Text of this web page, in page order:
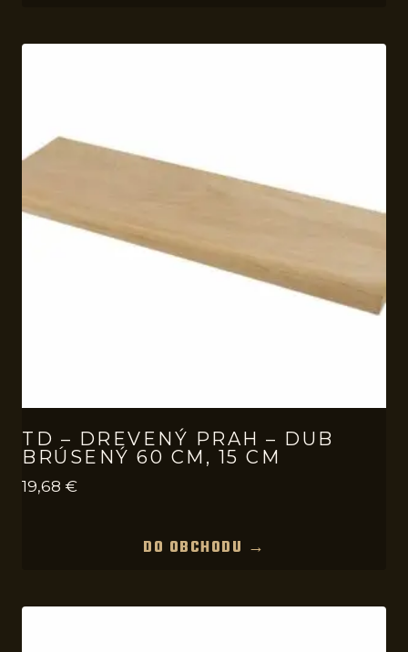
TD – DREVENÝ PRAH – DUB
BRÚSENÝ 60 CM, 15 CM
19,68 €
DO OBCHODU →